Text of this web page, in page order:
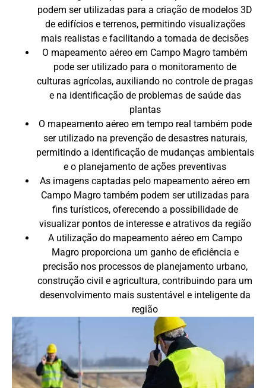
podem ser utilizadas para a criação de modelos 3D
de edifícios e terrenos, permitindo visualizações
mais realistas e facilitando a tomada de decisões
O mapeamento aéreo em Campo Magro também
pode ser utilizado para o monitoramento de
culturas agrícolas, auxiliando no controle de pragas
e na identificação de problemas de saúde das
plantas
O mapeamento aéreo em tempo real também pode
ser utilizado na prevenção de desastres naturais,
permitindo a identificação de mudanças ambientais
e o planejamento de ações preventivas
As imagens captadas pelo mapeamento aéreo em
Campo Magro também podem ser utilizadas para
fins turísticos, oferecendo a possibilidade de
visualizar pontos de interesse e atrativos da região
A utilização do mapeamento aéreo em Campo
Magro proporciona um ganho de eficiência e
precisão nos processos de planejamento urbano,
construção civil e agricultura, contribuindo para um
desenvolvimento mais sustentável e inteligente da
região